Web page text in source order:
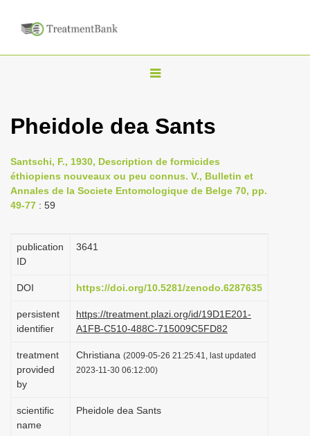
T
g
n
a
i
n
Pheidole dea Sants
Santschi, F., 1930, Description de formicides
éthiopiens nouveaux ou peu connus. V., Bulletin et
Annales de la Societe Entomologique de Belge 70, pp.
49-77 : 59
publication
ID
3641
DOI https://doi.org/10.5281/zenodo.6287635
persistent
identifier
https://treatment.plazi.org/id/19D1E201-
A1FB-C510-488C-715009C5FD82
treatment
provided
by
Christiana (2009-05-26 21:25:41, last updated
2023-11-30 06:12:00)
scientific
name
Pheidole dea Sants